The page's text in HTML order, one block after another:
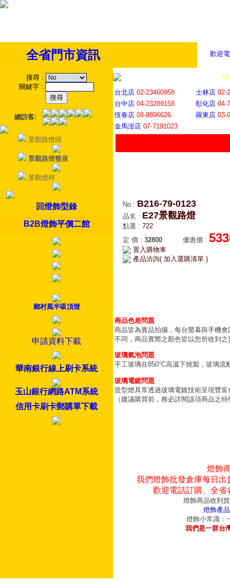
歡迎
全省門市資訊
搜尋 :
關鍵字 :
總訪客:
景觀路燈頭
景觀路燈整座
景觀燈桿
回燈飾型錄
B2B燈飾平價二館
鄉村風半吸頂燈
申請資料下載
華南銀行線上刷卡系統
玉山銀行網路ATM系統
信用卡刷卡郵購單下載
社
台北店 02-23460958 士林店 02-
台中店 04-23289158 彰化店 04-
恆春店 08-8896626 羅東店 03-
金馬澎店 07-7191023
No : B216-79-0123
品名 : E27景觀路燈
點選 : 722
定 價 : 32800 優惠價 :
置入購物車
產品洽詢( 加入選購清單 )
商品色差問題
商品皆為實品拍攝，每台螢幕與手機
不同，商品實際之顏色皆以您所收到之
玻璃氣泡問題
手工玻璃在850°C高溫下燒製，玻璃
玻璃電鍍問題
造型燈具常透過玻璃電鍍技術呈現豐
（建議購買前，務必詳閱該項商品之
燈飾
我們燈飾批發倉庫每日
歡迎電話訂購、全
燈飾商品收到
燈飾產
燈飾小常識：
我們是一群台